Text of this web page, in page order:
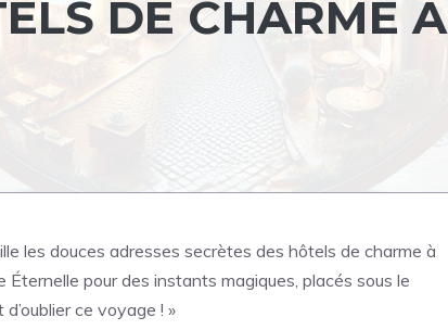
DE CHARME À
les douces adresses secrètes des hôtels de charme à
pour des instants magiques, placés sous le
ce voyage ! »